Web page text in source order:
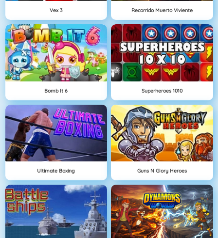
Vex 3 Recorrido Muerto Viviente
Bomb It 6 Superheroes 1010
Ultimate Boxing Guns N Glory Heroes